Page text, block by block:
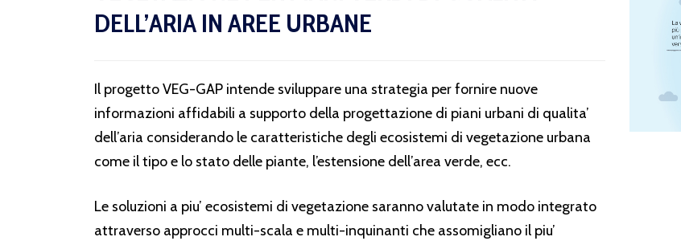
DELL’ARIA IN AREE URBANE
Il progetto VEG-GAP intende sviluppare una strategia per fornire nuove
informazioni affidabili a supporto della progettazione di piani urbani di qualita’
dell’aria considerando le caratteristiche degli ecosistemi di vegetazione urbana
come il tipo e lo stato delle piante, l’estensione dell’area verde, ecc.
Le soluzioni a piu’ ecosistemi di vegetazione saranno valutate in modo integrato
attraverso approcci multi-scala e multi-inquinanti che assomigliano il piu’